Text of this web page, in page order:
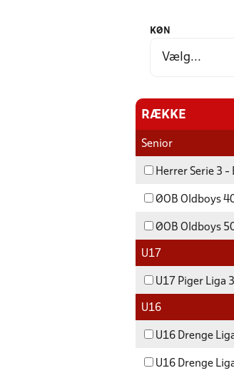
KØN
RÆKKE
Senior
Herrer Serie 3
ØOB Oldboys
ØOB Oldboys
U17
U17 Piger Liga
U16
U16 Drenge
U16 Drenge